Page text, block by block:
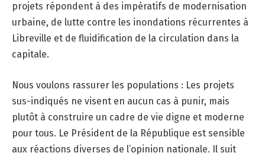
projets répondent à des impératifs de modernisation
urbaine, de lutte contre les inondations récurrentes à
Libreville et de fluidification de la circulation dans la
capitale.
Nous voulons rassurer les populations : Les projets
sus-indiqués ne visent en aucun cas à punir, mais
plutôt à construire un cadre de vie digne et moderne
pour tous. Le Président de la République est sensible
aux réactions diverses de l’opinion nationale. Il suit